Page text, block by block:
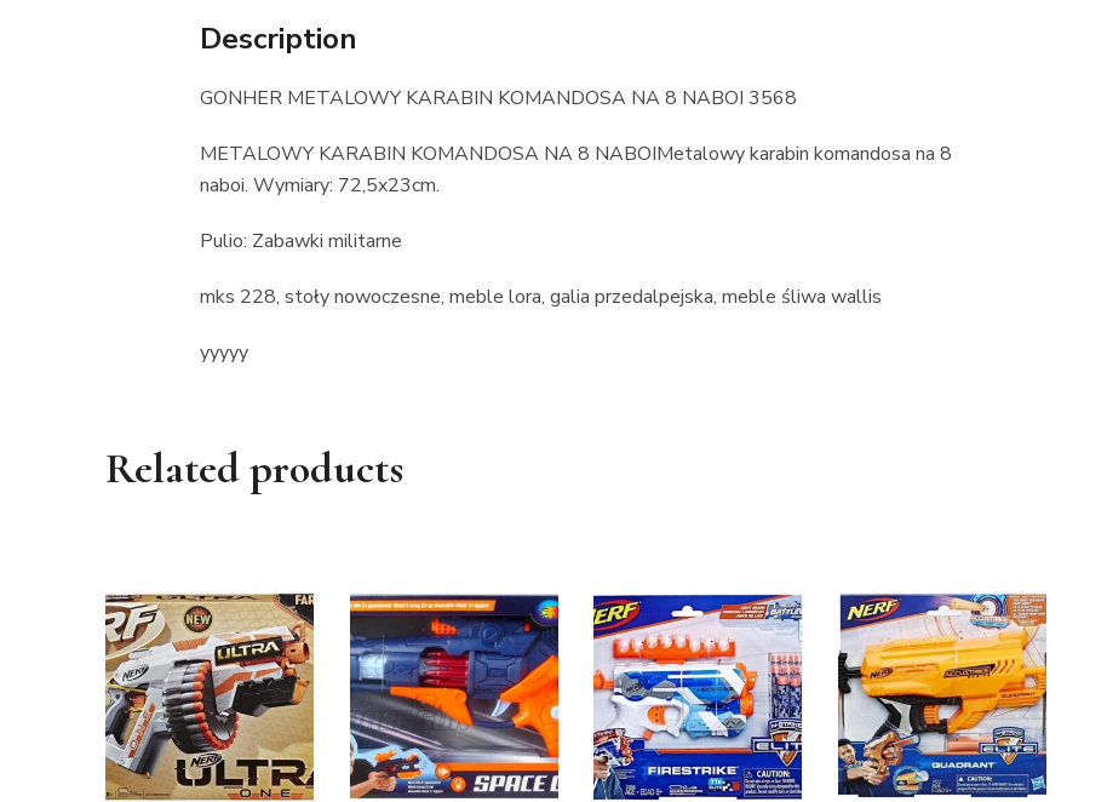
Description
GONHER METALOWY KARABIN KOMANDOSA NA 8 NABOI 3568
METALOWY KARABIN KOMANDOSA NA 8 NABOIMetalowy karabin komandosa na 8
naboi. Wymiary: 72,5x23cm.
Pulio: Zabawki militarne
mks 228, stoły nowoczesne, meble lora, galia przedalpejska, meble śliwa wallis
yyyyy
Related products